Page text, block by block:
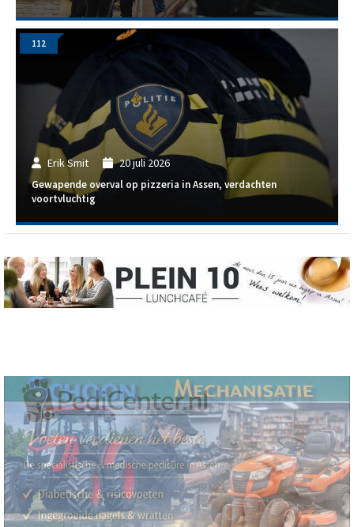
Erik Smit 20 juli 2026
Gewapende overval op pizzeria in Assen, verdachten
voortvluchtig
112